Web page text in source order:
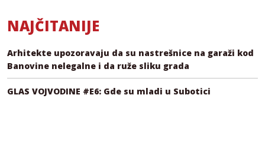
NAJČITANIJE
Arhitekte upozoravaju da su nastrešnice na garaži kod
Banovine nelegalne i da ruže sliku grada
GLAS VOJVODINE #E6: Gde su mladi u Subotici